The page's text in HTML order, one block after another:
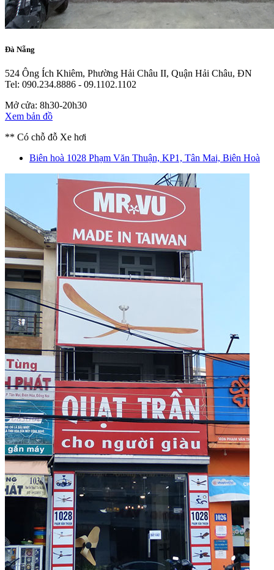
Đà Nẵng
524 Ông Ích Khiêm, Phường Hải Châu II, Quận Hải Châu, ĐN
Tel: 090.234.8886 - 09.1102.1102
Mở cửa: 8h30-20h30
Xem bản đồ
** Có chỗ đỗ Xe hơi
Biên hoà 1028 Phạm Văn Thuận, KP1, Tân Mai, Biên Hoà